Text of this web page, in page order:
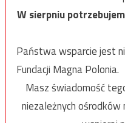
W sierpniu
Państwa wsparcie jest
Fundacji Magna Polonia.
Masz świadomość
niezależnych ośrodków